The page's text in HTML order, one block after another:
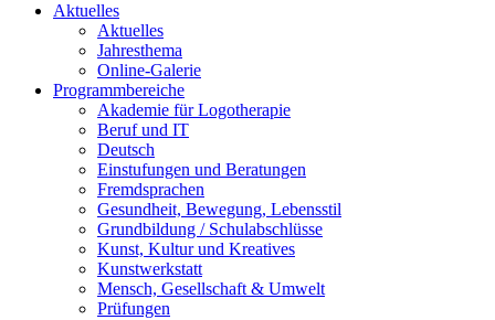
Aktuelles
Aktuelles
Jahresthema
Online-Galerie
Programmbereiche
Akademie für Logotherapie
Beruf und IT
Deutsch
Einstufungen und Beratungen
Fremdsprachen
Gesundheit, Bewegung, Lebensstil
Grundbildung / Schulabschlüsse
Kunst, Kultur und Kreatives
Kunstwerkstatt
Mensch, Gesellschaft & Umwelt
Prüfungen